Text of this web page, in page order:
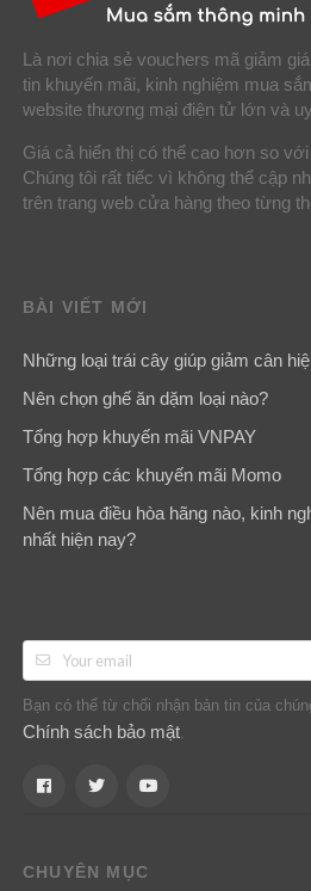
Là nơi chia sẻ vouchers mã giảm
tin khuyến mãi, kinh nghiệm mua
website thương mại điện tử lớn và
Giá cả hiển thị có thể cao hơn so
Chúng tôi rất tiếc vì không thể cập
trên trang web cửa hàng theo từng
BÀI VIẾT MỚI
Những loại trái cây giúp giảm cân
Nên chọn ghế ăn dặm loại nào?
Tổng hợp khuyến mãi VNPAY
Tổng hợp các khuyến mãi Momo
Nên mua điều hòa hãng nào, kinh
nhất hiện nay?
Bạn có thể từ chối nhận bản tin của
Chính sách bảo mật.
CHUYÊN MỤC